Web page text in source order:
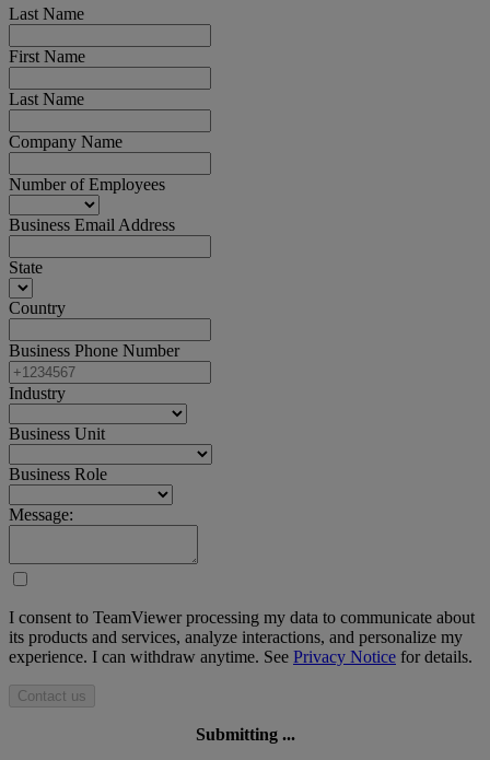
Last Name
First Name
Last Name
Company Name
Number of Employees
Business Email Address
State
Country
Business Phone Number
Industry
Business Unit
Business Role
Message:
I consent to TeamViewer processing my data to communicate about
its products and services, analyze interactions, and personalize my
experience. I can withdraw anytime. See Privacy Notice for details.
Contact us
Submitting ...